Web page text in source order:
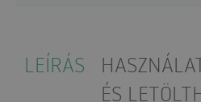
LEÍRÁS
ÉS